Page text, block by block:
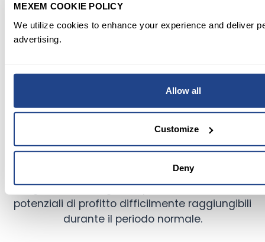
MEXEM COOKIE POLICY
We utilize cookies to enhance your experience and deliver
advertising.
Allow all
Customize
Deny
mercato. Di conseguenza, nel periodo
precedente l'annuncio degli utili, la volatilità
implicita dei titoli aumenta, così come il premio
delle opzioni. Ciò rappresenta un'enorme
eseguire le giuste operazioni in opzioni durante
gli annunci degli utili, potreste ottenere
potenziali di profitto difficilmente raggiungibili
durante il periodo normale.